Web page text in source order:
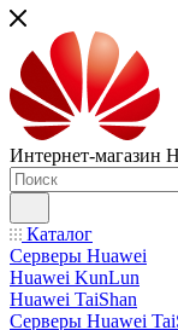
Интернет-магазин
Каталог
Серверы Huawei
Huawei KunLun
Huawei TaiShan
Серверы Huawei